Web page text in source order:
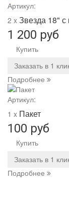
Артикул:
2 x Звезда 18"
1 200 руб
Купить
Заказать в 1
Подробнее
Артикул:
1 x Пакет
100 руб
Купить
Заказать в 1
Подробнее